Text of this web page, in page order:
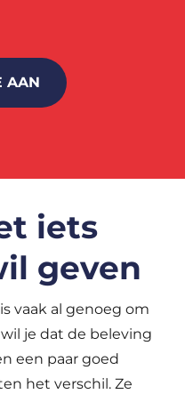
AAN
iets
geven
vaak al genoeg om
je dat de beleving
een paar goed
het verschil. Ze